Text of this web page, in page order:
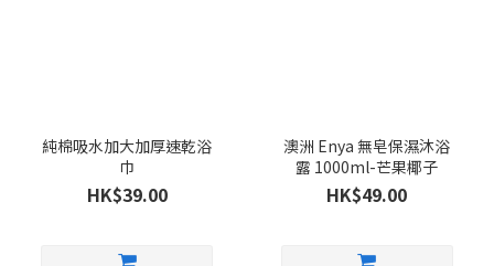
純棉吸水加大加厚速乾浴
巾
HK$39.00
澳洲 Enya 無皂保濕沐浴
露 1000ml-芒果椰子
HK$49.00